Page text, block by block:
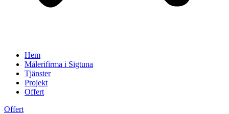
Hem
Målerifirma i Sigtuna
Tjänster
Projekt
Offert
Offert